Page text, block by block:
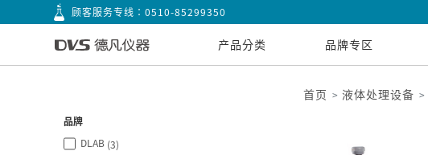
顾客服务专线：0510-85299350
产品分类 品牌专区
首页 液体处理设备
品牌
DLAB (3)